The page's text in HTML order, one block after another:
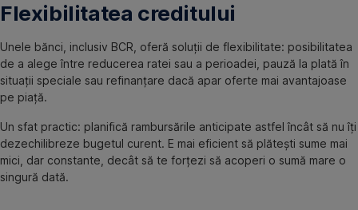
Flexibilitatea creditului
Unele bănci, inclusiv BCR, oferă soluții de flexibilitate: posibilitatea
de a alege între reducerea ratei sau a perioadei, pauză la plată în
situații speciale sau refinanțare dacă apar oferte mai avantajoase
pe piață.
Un sfat practic: planifică rambursările anticipate astfel încât să nu îți
dezechilibreze bugetul curent. E mai eficient să plătești sume mai
mici, dar constante, decât să te forțezi să acoperi o sumă mare o
singură dată.